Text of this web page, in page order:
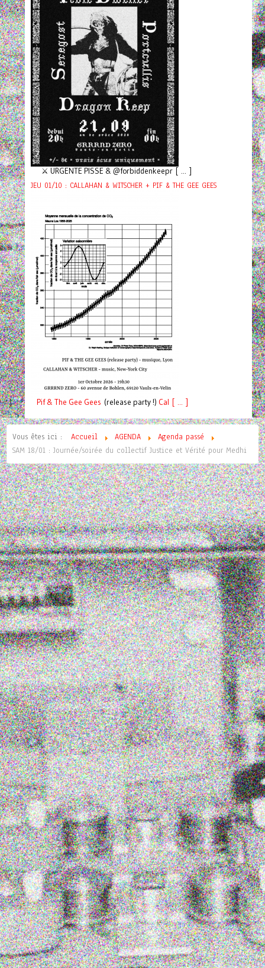
⚔️ URGENTE PISSE & @forbiddenkeepr [ ... ]
JEU 01/10 : CALLAHAN & WITSCHER + PIF & THE GEE GEES
Pif& The Gee Gees (release party !) Cal [ ... ]
Vous êtes ici : Accueil AGENDA
Agenda passé
SAM 18/01 : Journée/soirée du collectif Justice et Vérité pour Medhi